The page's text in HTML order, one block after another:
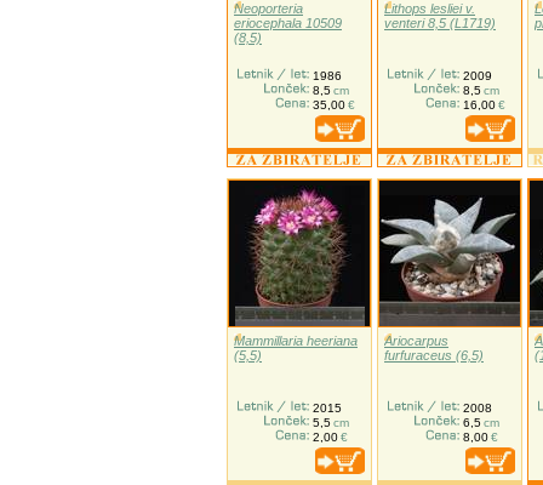
Neoporteria
eriocephala 10509
(8,5)
1986
8,5cm
35,00€
Lithops lesliei v.
venteri 8,5 (L1719)
2009
8,5cm
16,00€
Mammillaria heeriana
(5,5)
2015
5,5cm
2,00€
Ariocarpus
furfuraceus (6,5)
2008
6,5cm
8,00€